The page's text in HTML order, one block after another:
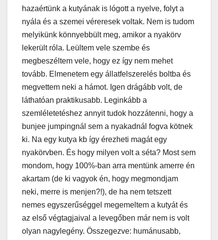
hazaértünk a kutyának is lógott a nyelve, folyt a
nyála és a szemei véreresek voltak. Nem is tudom
melyikünk könnyebbült meg, amikor a nyakörv
lekerült róla. Leültem vele szembe és
megbeszéltem vele, hogy ez így nem mehet
tovább. Elmenetem egy állatfelszerelés boltba és
megvettem neki a hámot. Igen drágább volt, de
láthatóan praktikusabb. Leginkább a
szemléletetéshez annyit tudok hozzátenni, hogy a
bunjee jumpingnál sem a nyakadnál fogva kötnek
ki. Na egy kutya kb így érezheti magát egy
nyakörvben. És hogy milyen volt a séta? Most sem
mondom, hogy 100%-ban arra mentünk amerre én
akartam (de ki vagyok én, hogy megmondjam
neki, merre is menjen?!), de ha nem tetszett
nemes egyszerűséggel megemeltem a kutyát és
az első végtagjaival a levegőben már nem is volt
olyan nagylegény. Összegezve: humánusabb,